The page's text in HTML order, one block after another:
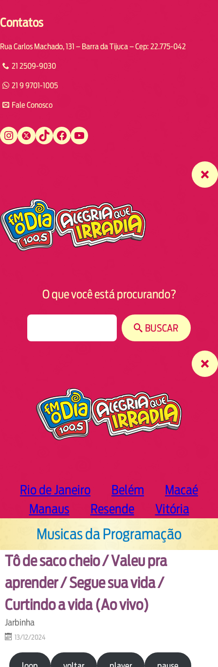
Contatos
Rua Carlos Machado, 131 – Barra da Tijuca – Cep: 22.775-042
21 2509-9030
21 9 9701-1005
Fale Conosco
Instagram Twitter TikTok Facebook YouTube
O que você está procurando?
BUSCAR
Rio de Janeiro Belém
Macaé
Manaus
Resende Vitória
Musicas da Programação
Tô de saco cheio / Valeu pra
aprender / Segue sua vida /
Curtindo a vida (Ao vivo)
Jarbinha
13/12/2024